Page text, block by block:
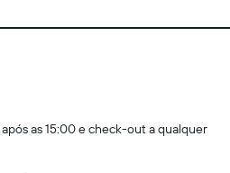
as 15:00 e check-out a qualquer